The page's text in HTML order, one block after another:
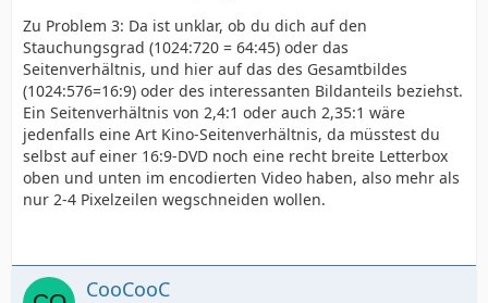
Zu Problem 3: Da ist unklar, ob du dich auf den
Stauchungsgrad (1024:720 = 64:45) oder das
Seitenverhältnis, und hier auf das des Gesamtbildes
(1024:576=16:9) oder des interessanten Bildanteils beziehst.
Ein Seitenverhältnis von 2,4:1 oder auch 2,35:1 wäre
jedenfalls eine Art Kino-Seitenverhältnis, da müsstest du
selbst auf einer 16:9-DVD noch eine recht breite Letterbox
oben und unten im encodierten Video haben, also mehr als
nur 2-4 Pixelzeilen wegschneiden wollen.
CooCooC